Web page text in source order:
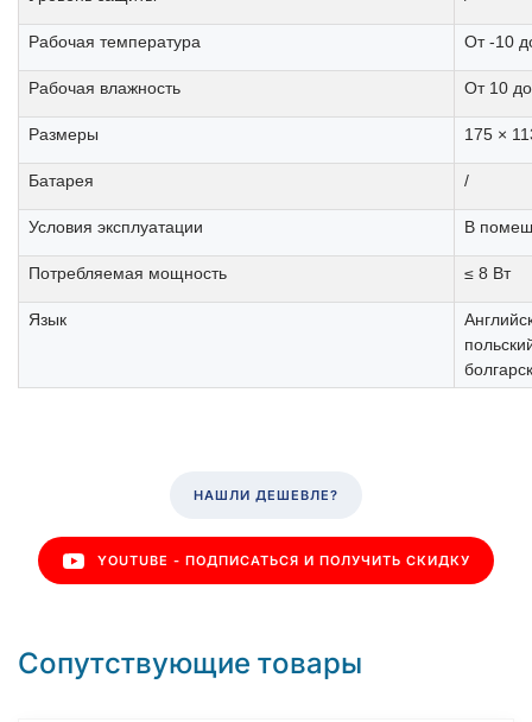
Рабочая температура От -10
Рабочая влажность От 10
Размеры 175 ×
Батарея /
Условия эксплуатации В
Потребляемая мощность ≤ 8 Вт
Язык
НАШЛИ ДЕШЕВЛЕ?
YOUTUBE - ПОДПИСАТЬСЯ И ПОЛУЧИТЬ СКИДКУ
Сопутствующие товары